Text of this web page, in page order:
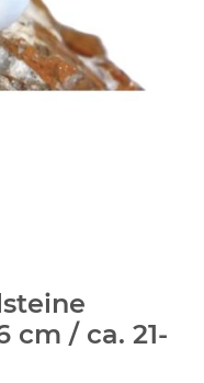
cm / ca. 21-